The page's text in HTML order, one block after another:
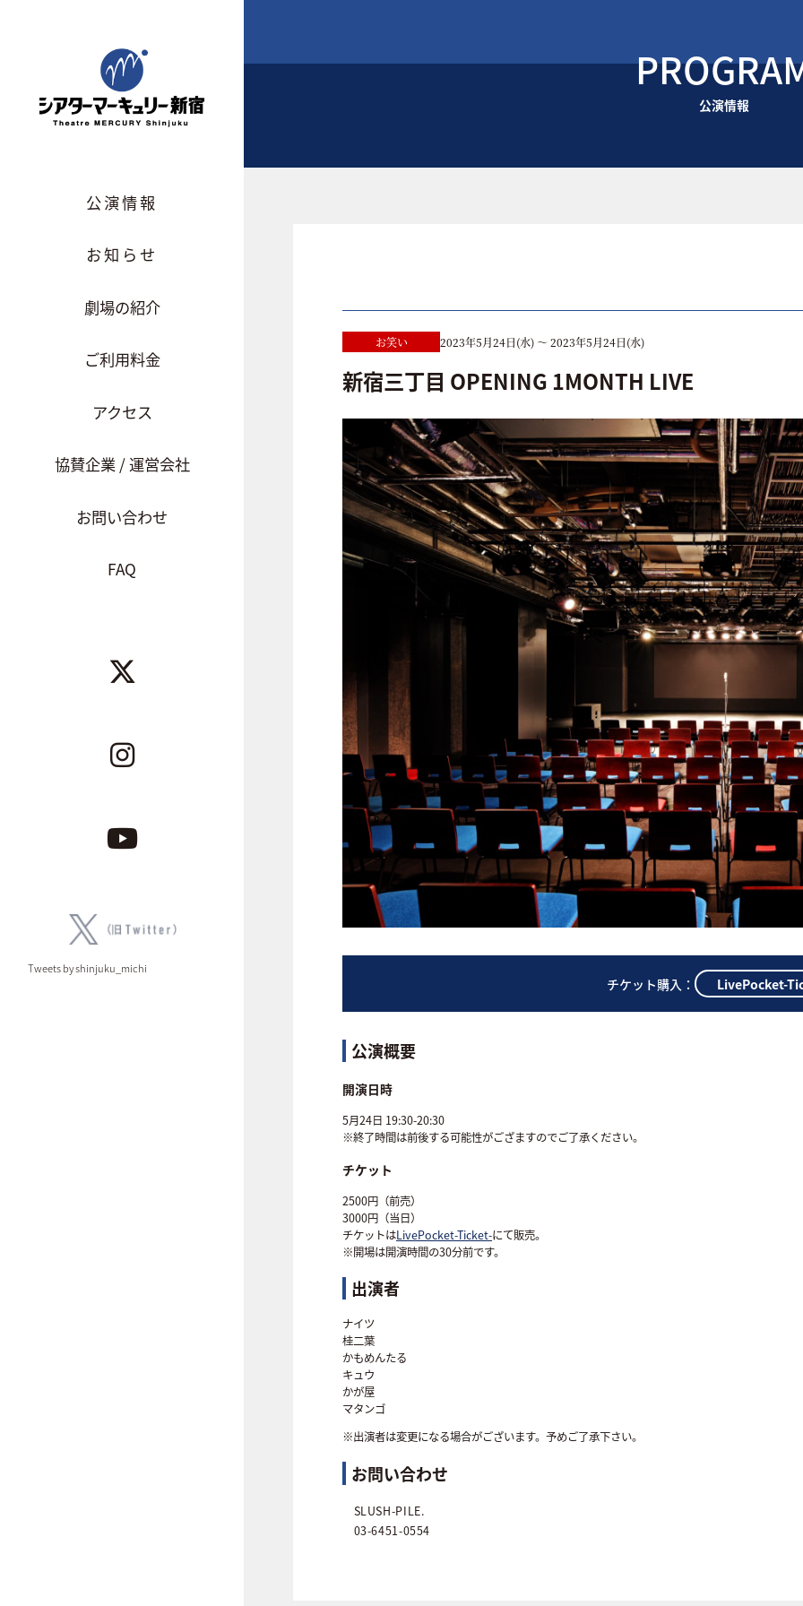
公演情報
お知らせ
劇場の紹介
ご利用料金
アクセス
協賛企業 / 運営会社
お問い合わせ
FAQ
Tweets by shinjuku_michi
公演情報
お笑い 2023年5月24日(水) ～ 2023年5月24日(水)
新宿三丁目 OPENING 1MONTH LIVE
チケット購入： LivePocket-
公演概要
開演日時
5月24日 19:30-20:30
※終了時間は前後する可能性がござますのでご了承ください。
チケット
2500円（前売）
3000円（当日）
チケットはLivePocket-Ticket-にて販売。
※開場は開演時間の30分前です。
出演者
ナイツ
桂二葉
かもめんたる
キュウ
かが屋
マタンゴ
※出演者は変更になる場合がございます。予めご了承下さい。
お問い合わせ
SLUSH-PILE.
03-6451-0554